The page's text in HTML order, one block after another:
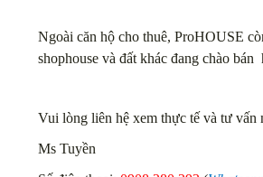
Ngoài căn hộ cho thuê, ProHOUSE
shophouse và đất khác đang chào bán
Vui lòng liên hệ xem thực tế và tư vấn
Ms Tuyền